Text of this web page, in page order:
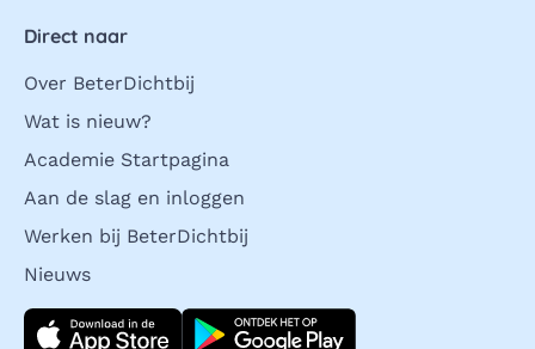
Direct naar
Over BeterDichtbij
Wat is nieuw?
Academie Startpagina
Aan de slag en inloggen
Werken bij BeterDichtbij
Nieuws
Download direct